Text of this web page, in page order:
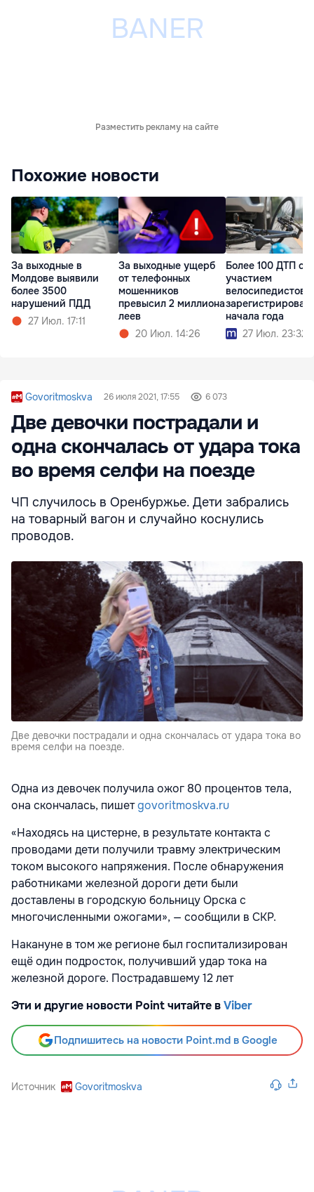
Разместить рекламу на сайте
Похожие новости
За выходные в
Молдове выявили
более 3500
нарушений ПДД
27 Июл. 17:11
За выходные ущерб
от телефонных
мошенников
превысил 2 миллиона
леев
20 Июл. 14:26
Более 100 ДТП с
участием
велосипедистов
начала года
27 Июл. 23:32
Govoritmoskva 26 июля 2021, 17:55 6 073
Две девочки пострадали и
одна скончалась от удара тока
во время селфи на поезде
ЧП случилось в Оренбуржье. Дети забрались
на товарный вагон и случайно коснулись
проводов.
Две девочки пострадали и одна скончалась от удара тока во
время селфи на поезде.
Одна из девочек получила ожог 80 процентов тела,
она скончалась, пишетgovoritmoskva.ru
«Находясь на цистерне, в результате контакта с
проводами дети получили травму электрическим
током высокого напряжения. После обнаружения
работниками железной дороги дети были
доставлены в городскую больницу Орска с
многочисленными ожогами», — сообщили в СКР.
Накануне в том же регионе был госпитализирован
ещё один подросток, получивший удар тока на
железной дороге. Пострадавшему 12 лет
Эти и другие новости Point читайте вViber
Подпишитесь на новости Point.md в Google
Источник Govoritmoskva